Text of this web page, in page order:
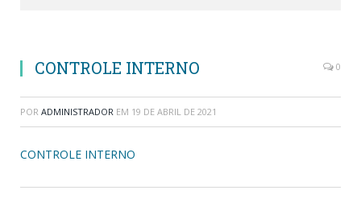
CONTROLE INTERNO 0
POR ADMINISTRADOR EM 19 DE ABRIL DE 2021
CONTROLE INTERNO